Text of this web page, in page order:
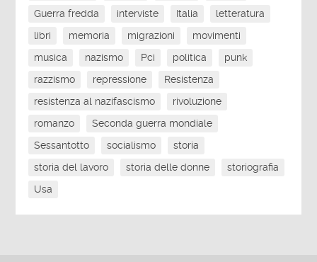
Guerra fredda
interviste Italia
letteratura
libri
memoria migrazioni
movimenti
musica
nazismo Pci politica
punk
razzismo
repressione
Resistenza
resistenza al nazifascismo
rivoluzione
romanzo
Seconda guerra mondiale
Sessantotto
socialismo
storia
storia del lavoro
storia delle donne
storiografia
Usa